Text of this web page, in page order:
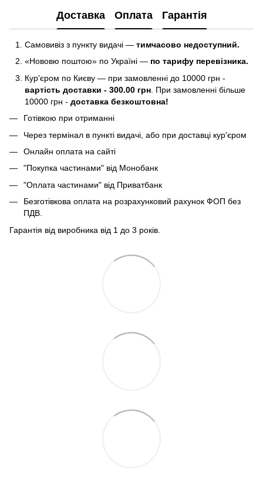
Доставка Оплата Гарантія
Самовивіз з пункту видачі — тимчасово недоступний.
«Нововю поштою» по Україні — по тарифу перевізника.
Кур'єром по Києву — при замовленні до 10000 грн -
вартість доставки - 300.00 грн . При замовленні більше
10000 грн - доставка безкоштовна!
Готівкою при отриманні
Через термінал в пункті видачі, або при доставці кур'єром
Онлайн оплата на сайті
"Покупка частинами" від Монобанк
"Оплата частинами" від Приватбанк
Безготівкова оплата на розрахунковий рахунок ФОП без
ПДВ.
Гарантія від виробника від 1 до 3 років.